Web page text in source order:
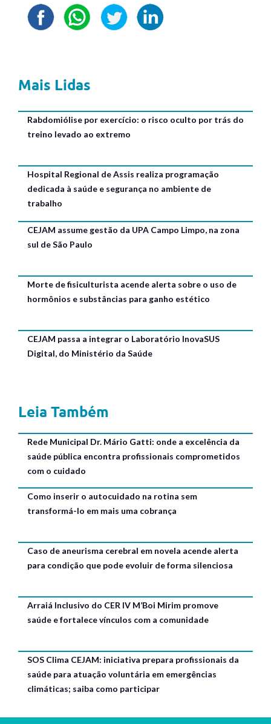
Mais Lidas
Rabdomiólise por exercício: o risco oculto por trás do
treino levado ao extremo
Hospital Regional de Assis realiza programação
dedicada à saúde e segurança no ambiente de
trabalho
CEJAM assume gestão da UPA Campo Limpo, na zona
sul de São Paulo
Morte de fisiculturista acende alerta sobre o uso de
hormônios e substâncias para ganho estético
CEJAM passa a integrar o Laboratório InovaSUS
Digital, do Ministério da Saúde
Leia Também
Rede Municipal Dr. Mário Gatti: onde a excelência da
saúde pública encontra profissionais comprometidos
com o cuidado
Como inserir o autocuidado na rotina sem
transformá-lo em mais uma cobrança
Caso de aneurisma cerebral em novela acende alerta
para condição que pode evoluir de forma silenciosa
Arraiá Inclusivo do CER IV M’Boi Mirim promove
saúde e fortalece vínculos com a comunidade
SOS Clima CEJAM: iniciativa prepara profissionais da
saúde para atuação voluntária em emergências
climáticas; saiba como participar